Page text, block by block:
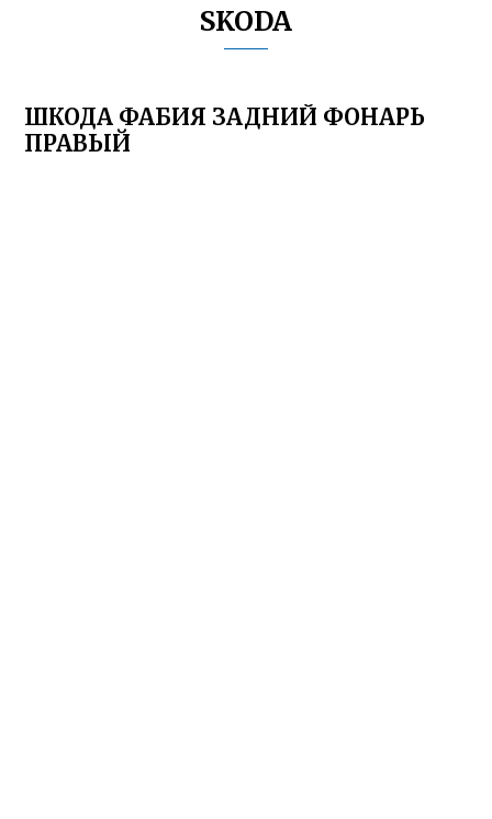
SKODA
ШКОДА ФАБИЯ ЗАДНИЙ ФОНАРЬ
ПРАВЫЙ